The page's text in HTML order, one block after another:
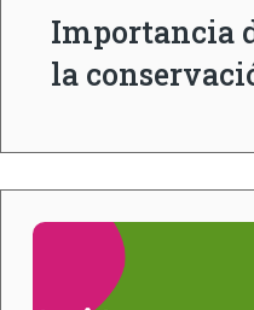
Importancia
la